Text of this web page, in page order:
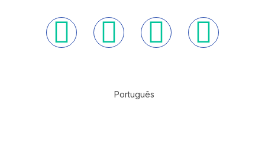
Português